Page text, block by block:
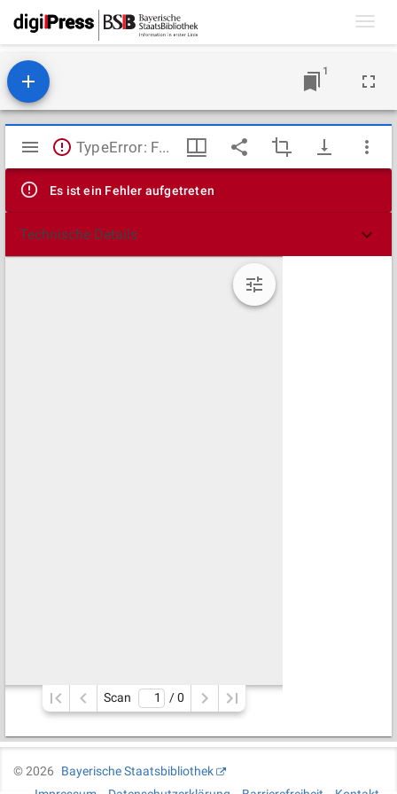
1
Mirador
Viewer
TypeError: Failed to fetch
Es ist ein Fehler aufgetreten
Technische Details
Scan / 0
©2026
Bayerische Staatsbibliothek